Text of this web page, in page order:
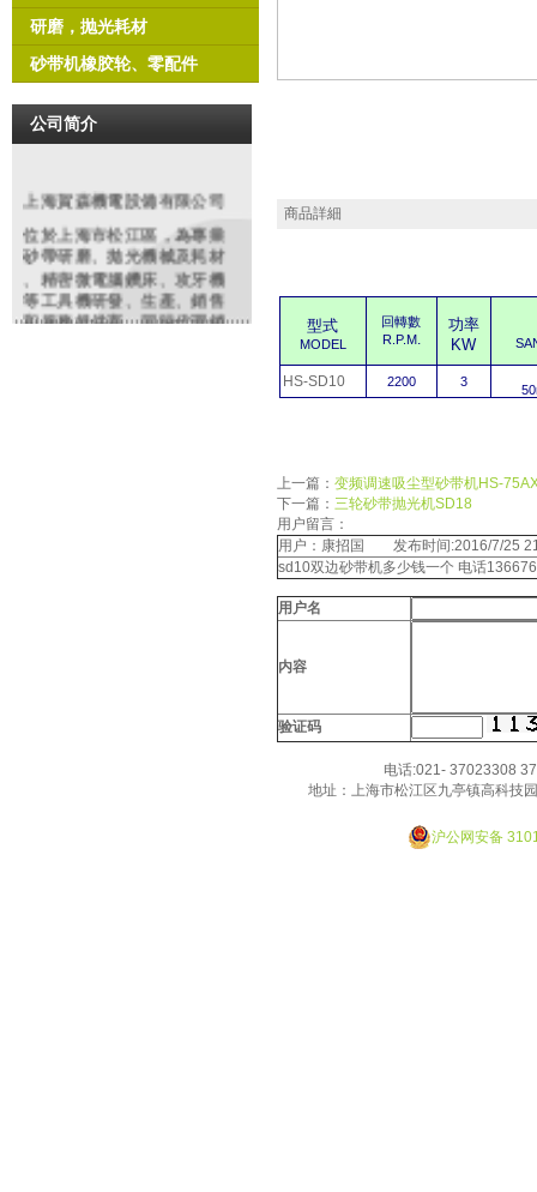
研磨，抛光耗材
砂带机橡胶轮、零配件
公司简介
上海賀森機電設備有限公司
位於上海市松江區，為專業
砂帶研磨 、拋光機械及耗材
、精密微電腦鑽床、攻牙機
等工具機研發、生產、銷售
和服務提供商。同時代理銷
商品詳細
型式
MODEL
回轉數
R.P.M.
功率
KW
HS-SD10 2200 3
上一篇： 变频调速吸尘型砂带机HS-
下一篇： 三轮砂带抛光机SD18
用户留言：
用户：康招国 发布时间:2016/7/25
sd10双边砂带机多少钱一个 电话
用户名
内容
验证码
电话:021- 37023308
地址：上海市松江区九亭镇高科技
沪公网安备